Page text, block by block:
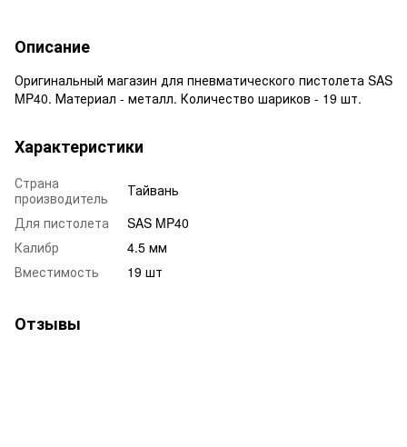
Описание
Оригинальный магазин для пневматического пистолета SAS
MP40. Материал - металл. Количество шариков - 19 шт.
Характеристики
Страна
производитель
Тайвань
Для пистолета
SAS MP40
Калибр
4.5 мм
Вместимость
19 шт
Отзывы